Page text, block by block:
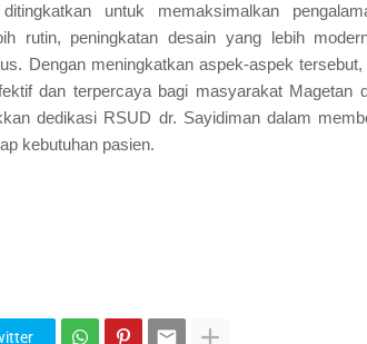
untuk memaksimalkan
rutin, peningkatan desain yang lebih
Dengan meningkatkan aspek-aspek
dan terpercaya bagi masyarakat Magetan
dedikasi RSUD dr. Sayidiman dalam
kebutuhan pasien.